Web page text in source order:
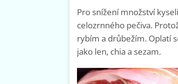
Pro snížení množství
celozrnného pečiva.
rybím a drůbežím. Oplatí
jako len, chia a sezam.